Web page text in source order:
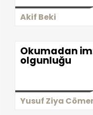
Akif Beki
Okumadan
olgunluğu
Yusuf Ziya